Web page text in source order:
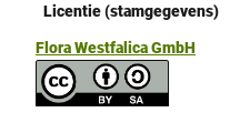
Licentie (stamgegevens)
Flora Westfalica GmbH